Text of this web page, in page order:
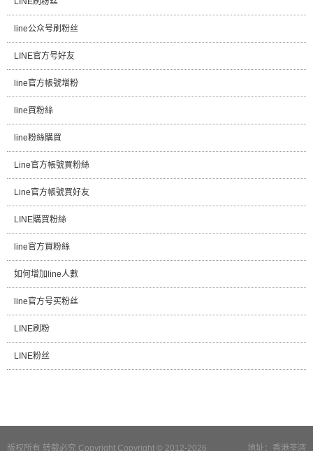
line公众号刷粉丝
LINE官方号好友
line官方帳號增粉
line買粉絲
line粉絲購買
Line官方帳號買粉絲
Line官方帳號買好友
LINE購買粉絲
line官方買粉絲
如何增加line人數
line官方号买粉丝
LINE刷粉
LINE粉丝
地址：香港荃湾
版权所有 转载必究 Copyright Copyright © 2012-2026